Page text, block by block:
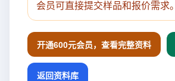
会员可直接提交样品和报价需求。
开通600元会员，查看完整资料
返回资料库